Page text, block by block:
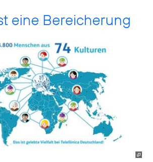
eine Bereicherung